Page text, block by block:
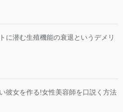
に潜む生殖機能の衰退というデメリ
彼女を作る!女性美容師を口説く方法